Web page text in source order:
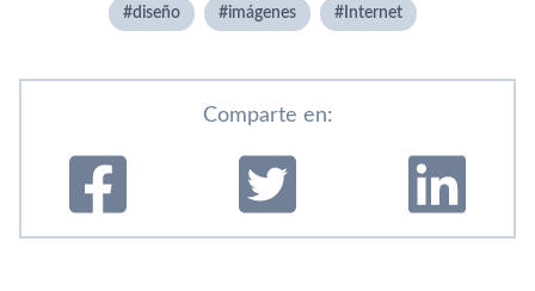
diseño imágenes Internet
Comparte en: